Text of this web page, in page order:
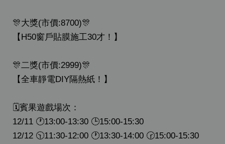
🎊大獎(市價:8700)🎊
【H50窗戶貼膜施工30才！】
🎊二獎(市價:2999)🎊
【全車靜電DIY隔熱紙！】
🗓賓果遊戲場次：
12/11 🕐13:00-13:30 🕒15:00-15:30
12/12 🕥11:30-12:00 🕐13:30-14:00 🕝15:00-15:30